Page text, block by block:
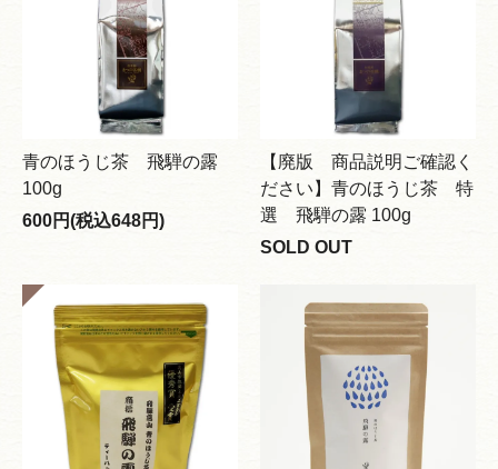
青のほうじ茶 飛騨の露
100g
600円(税込648円)
【廃版 商品説明ご確認く
ださい】青のほうじ茶 特
選 飛騨の露 100g
SOLD OUT